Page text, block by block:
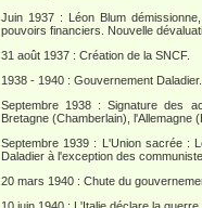
Juin 1937 : Léon Blum
pouvoirs financiers. Nouvelle
31 août 1937 : Création de la SNCF.
1938 - 1940 : Gouvernement Daladier.
Septembre 1938 : Signature des
Bretagne (Chamberlain), l'Allemagne
Septembre 1939 : L'Union sacrée :
Daladier à l'exception des
20 mars 1940 : Chute du